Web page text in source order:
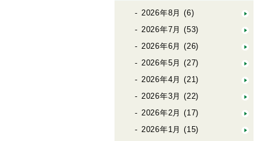
2026年8月 (6)
2026年7月 (53)
2026年6月 (26)
2026年5月 (27)
2026年4月 (21)
2026年3月 (22)
2026年2月 (17)
2026年1月 (15)